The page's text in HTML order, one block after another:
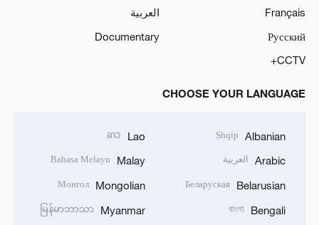
Français
العربية
Русский
Documentary
CCTV+
CHOOSE YOUR LANGUAGE
Albanian
Shqip
Arabic العربية
Belarusian
Беларуская
Bengali
বাংলা
Lao
ລາວ
Malay
Bahasa Melayu
Mongolian
Монгол
Myanmar
မြန်မာဘာသာ